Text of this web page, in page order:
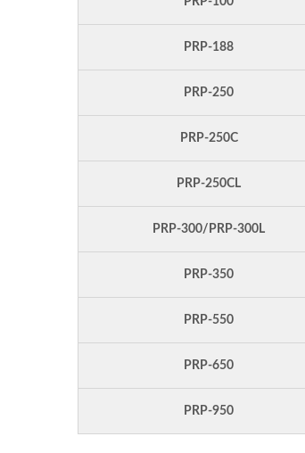
PRP-188
PRP-250
PRP-250C
PRP-250CL
PRP-300/PRP-300L
PRP-350
PRP-550
PRP-650
PRP-950